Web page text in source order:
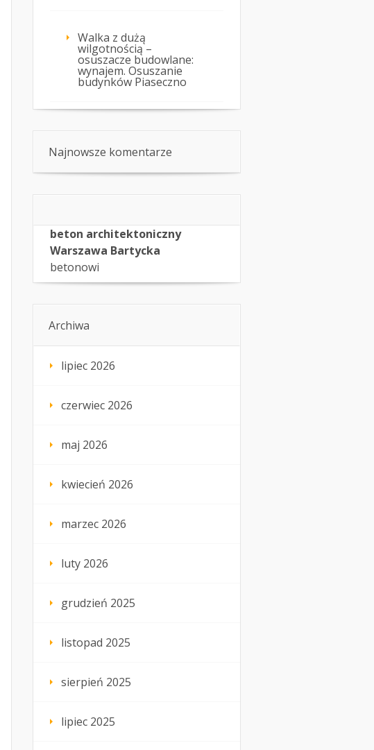
Walka z dużą
wilgotnością –
osuszacze budowlane:
wynajem. Osuszanie
budynków Piaseczno
Najnowsze komentarze
beton architektoniczny
Warszawa Bartycka
betonowi
Archiwa
lipiec 2026
czerwiec 2026
maj 2026
kwiecień 2026
marzec 2026
luty 2026
grudzień 2025
listopad 2025
sierpień 2025
lipiec 2025